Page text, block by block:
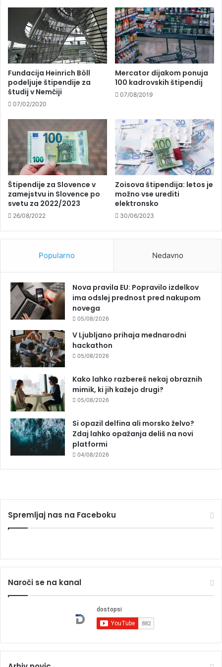
Fundacija Heinrich Böll
podeljuje štipendije za
študij v Nemčiji
07/02/2020
Mercator dijakom ponuja
100 kadrovskih štipendij
07/08/2019
Štipendije za Slovence v
zamejstvu in Slovence po
svetu za 2022/2023
26/08/2022
Zoisova štipendija: letos je
možno vse urediti
elektronsko
30/06/2023
Popularno Nedavno
Nova pravila EU: Popravilo izdelkov
ima odslej prednost pred nakupom
novega
05/08/2026
V Ljubljano prihaja mednarodni
hackathon
05/08/2026
Kako lahko razbereš nekaj obraznih
mimik, ki jih kažejo drugi?
05/08/2026
Si opazil delfina ali morsko želvo?
Zdaj lahko opažanja deliš na novi
platformi
04/08/2026
Spremljaj nas na Faceboku
Naroči se na kanal